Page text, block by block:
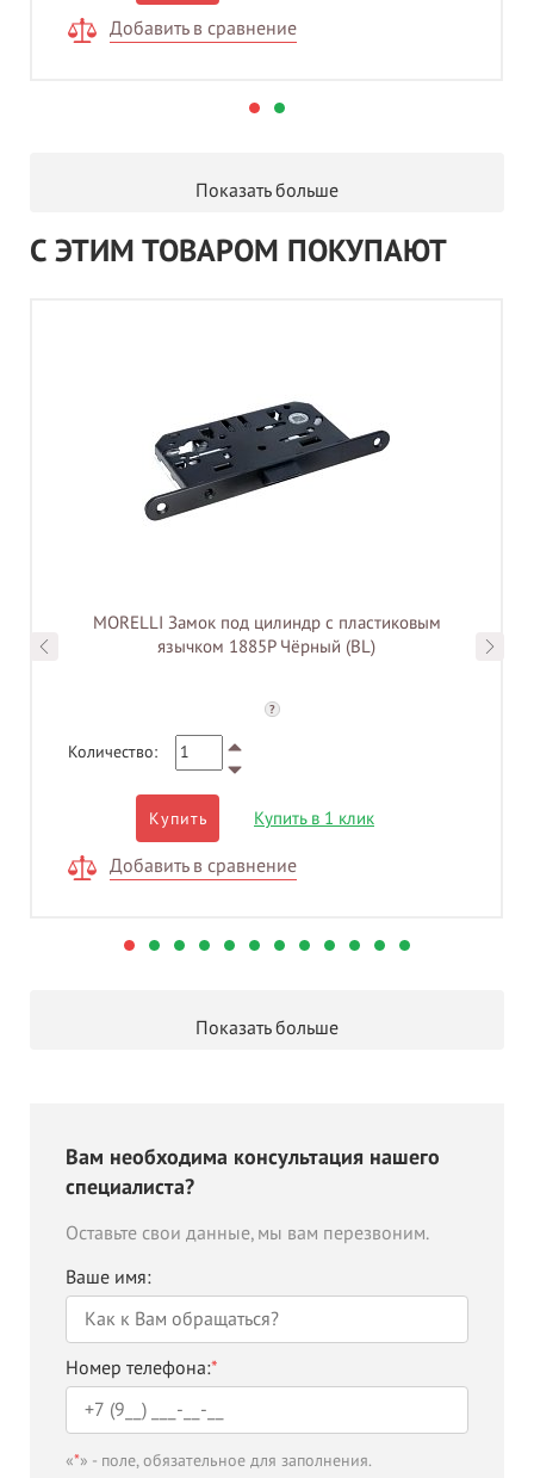
Добавить в сравнение
Показать больше
С ЭТИМ ТОВАРОМ ПОКУПАЮТ
MORELLI Замок под цилиндр с пластиковым
язычком 1885P Чёрный (BL)
?
Количество:
Купить Купить в 1 клик
Добавить в сравнение
Показать больше
Вам необходима консультация нашего
специалиста?
Оставьте свои данные, мы вам перезвоним.
Ваше имя:
Номер телефона:*
«*» - поле, обязательное для заполнения.